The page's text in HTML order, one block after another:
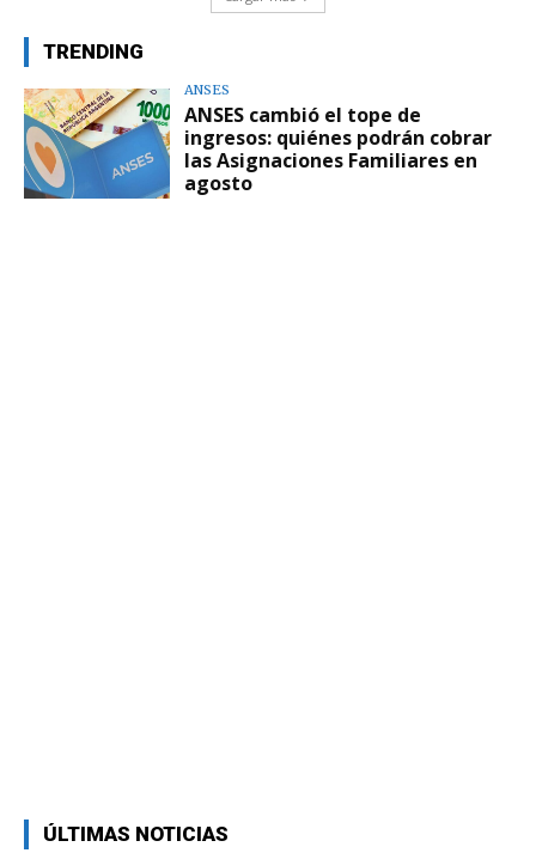
TRENDING
ANSES
ANSES cambió el tope de
ingresos: quiénes podrán cobrar
las Asignaciones Familiares en
agosto
ÚLTIMAS NOTICIAS